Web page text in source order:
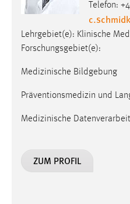
Telefon:
Lehrgebiet(e): Klinische
Forschungsgebiet(e):
Medizinische Bildgebung
Präventionsmedizin und
Medizinische
ZUM PROFIL